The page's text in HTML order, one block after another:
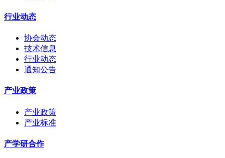
行业动态
协会动态
技术信息
行业动态
通知公告
产业政策
产业政策
产业标准
产学研合作